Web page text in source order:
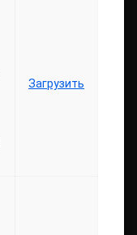
Загрузить